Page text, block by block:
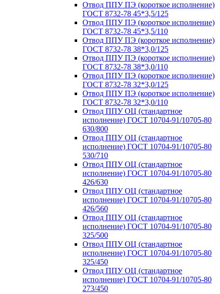
Отвод ППУ ПЭ (короткое исполнение)
ГОСТ 8732-78 45*3,5/125
Отвод ППУ ПЭ (короткое исполнение)
ГОСТ 8732-78 45*3,5/110
Отвод ППУ ПЭ (короткое исполнение)
ГОСТ 8732-78 38*3,0/125
Отвод ППУ ПЭ (короткое исполнение)
ГОСТ 8732-78 38*3,0/110
Отвод ППУ ПЭ (короткое исполнение)
ГОСТ 8732-78 32*3,0/125
Отвод ППУ ПЭ (короткое исполнение)
ГОСТ 8732-78 32*3,0/110
Отвод ППУ ОЦ (стандартное
исполнение) ГОСТ 10704-91/10705-80
630/800
Отвод ППУ ОЦ (стандартное
исполнение) ГОСТ 10704-91/10705-80
530/710
Отвод ППУ ОЦ (стандартное
исполнение) ГОСТ 10704-91/10705-80
426/630
Отвод ППУ ОЦ (стандартное
исполнение) ГОСТ 10704-91/10705-80
426/560
Отвод ППУ ОЦ (стандартное
исполнение) ГОСТ 10704-91/10705-80
325/500
Отвод ППУ ОЦ (стандартное
исполнение) ГОСТ 10704-91/10705-80
325/450
Отвод ППУ ОЦ (стандартное
исполнение) ГОСТ 10704-91/10705-80
273/450